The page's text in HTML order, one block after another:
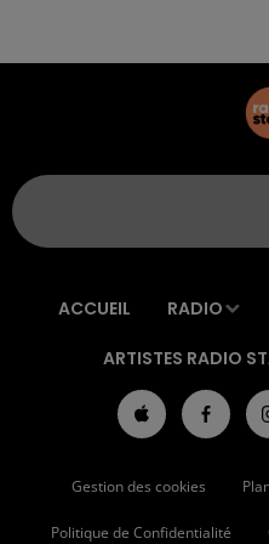
ACCUEIL RADIO
ARTISTES RADIO
Gestion des cookies
Politique de Confidentialité